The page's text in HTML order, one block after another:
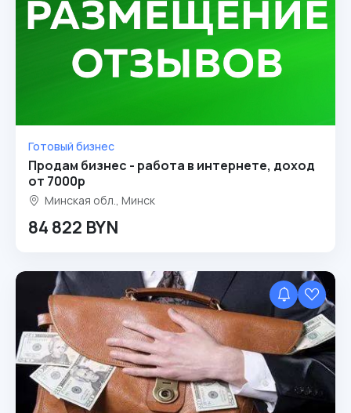
Готовый бизнес
Продам бизнес - работа в интернете, доход
от 7000р
Минская обл., Минск
84 822 BYN